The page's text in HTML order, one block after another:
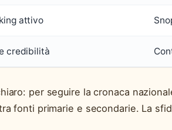
attivo
credibilità
per seguire la cronaca
fonti primarie e secondarie. La